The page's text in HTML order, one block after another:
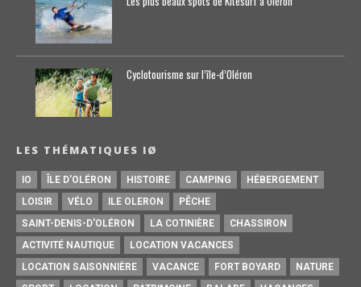
Cyclotourisme sur l’île-d’0léron
LES THÉMATIQUES IØ
IO ÎLE D'OLÉRON HISTOIRE CAMPING
HÉBERGEMENT
LOISIR
VÉLO ILE OLERON
PÊCHE
SAINT-DENIS-D'OLÉRON
LA COTINIÈRE
CHASSIRON
ACTIVITÉ NAUTIQUE
LOCATION VACANCES
LOCATION SAISONNIÈRE
VACANCE FORT BOYARD
NATURE